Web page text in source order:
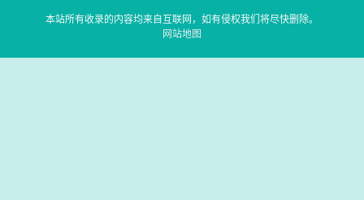
本站所有收录的内容均来自互联网，如有侵权我们将尽快删除。
网站地图